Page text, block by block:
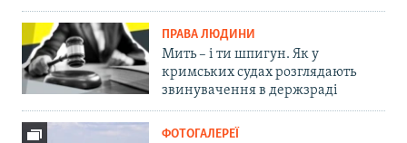
ПРАВА ЛЮДИНИ
Мить – і ти шпигун. Як у
кримських судах розглядають
звинувачення в держзраді
ФОТОГАЛЕРЕЇ